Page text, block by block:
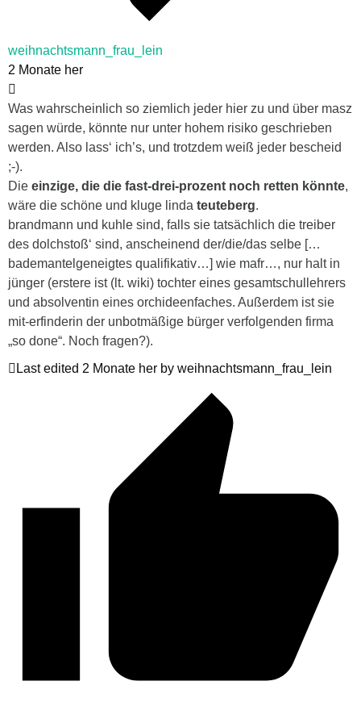
weihnachtsmann_frau_lein
2 Monate her
Was wahrscheinlich so ziemlich jeder hier zu und über masz
sagen würde, könnte nur unter hohem risiko geschrieben
werden. Also lass‘ ich’s, und trotzdem weiß jeder bescheid
;-).
Die einzige, die die fast-drei-prozent noch retten könnte,
wäre die schöne und kluge linda teuteberg.
brandmann und kuhle sind, falls sie tatsächlich die treiber
des dolchstoß‘ sind, anscheinend der/die/das selbe […
bademantelgeneigtes qualifikativ…] wie mafr…, nur halt in
jünger (erstere ist (lt. wiki) tochter eines gesamtschullehrers
und absolventin eines orchideenfaches. Außerdem ist sie
mit-erfinderin der unbotmäßige bürger verfolgenden firma
„so done“. Noch fragen?).
Last edited 2 Monate her by weihnachtsmann_frau_lein